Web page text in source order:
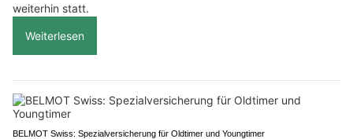
weiterhin statt.
Weiterlesen
BELMOT Swiss: Spezialversicherung für Oldtimer und Youngtimer